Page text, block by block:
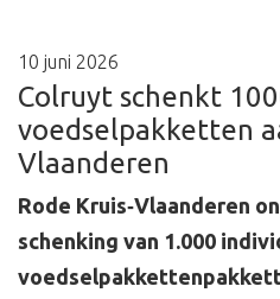
10 juni 2026
Colruyt schenkt
voedselpakketten
Vlaanderen
Rode Kruis‑Vlaanderen
schenking van 1.000